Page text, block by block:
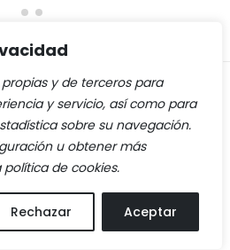
y de terceros para
y servicio, así como para
sobre su navegación.
u obtener más
de cookies.
Rechazar Aceptar